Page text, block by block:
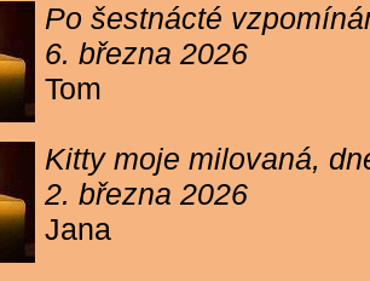
Po šestnácté
6. března 2026
Tom
Kitty moje milovaná,
2. března 2026
Jana